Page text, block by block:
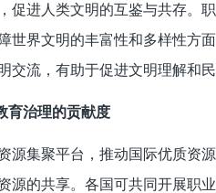
促进人类文明的互鉴与共存。
世界文明的丰富性和多样性方
交流，有助于促进文明理解和
育治理的贡献度
源集聚平台，推动国际优质资
源的共享。各国可共同开展职